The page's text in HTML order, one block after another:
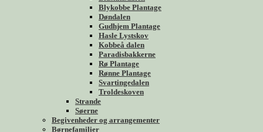
Blykobbe Plantage
Døndalen
Gudhjem Plantage
Hasle Lystskov
Kobbeå dalen
Paradisbakkerne
Rø Plantage
Rønne Plantage
Svartingedalen
Troldeskoven
Strande
Søerne
Begivenheder og arrangementer
Børnefamilier